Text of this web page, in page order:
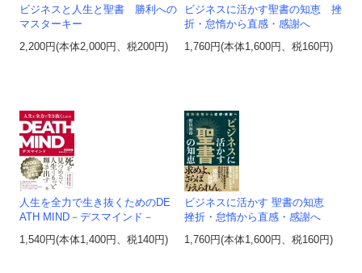
ビジネスと人生と聖書 勝利への
マスターキー
2,200円(本体2,000円、税200円)
ビジネスに活かす聖書の知恵 挫
折・怠惰から直感・感謝へ
1,760円(本体1,600円、税160円)
人生を全力で生き抜くためのDE
ATH MIND－デスマインド－
1,540円(本体1,400円、税140円)
ビジネスに活かす 聖書の知恵
挫折・怠惰から直感・感謝へ
1,760円(本体1,600円、税160円)